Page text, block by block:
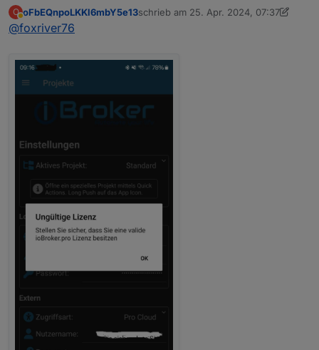
zeigen? Ach so, du meinst dann beim externen
Zugriff, ja gut Pro geht darüber natürlich nicht,
werden trotzdem für Geofence angezogen. Ich
frage nochmal BF aber meines Wissens nach sollte
eine Assistentenlizenz reichen für die Übertragung
der Geofence Daten.
O
Abwesend
oFbEQnpoLKKl6mbY5e13schrieb am 25. Apr. 2024, 07:37
zuletzt editiert von
@foxriver76